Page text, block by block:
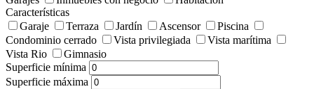
Características
Garaje
Terraza Jardín Ascensor
Piscina
Condominio cerrado
Vista privilegiada
Vista marítima
Vista Rio
Gimnasio
Superficie mínima
Superficie máxima